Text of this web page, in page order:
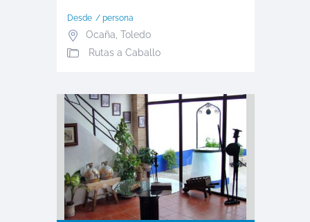
Desde / persona
Ocaña, Toledo
Rutas a Caballo